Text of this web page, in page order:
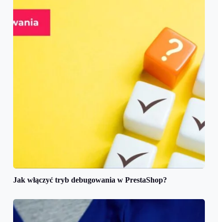
Jak włączyć tryb debugowania w PrestaShop?